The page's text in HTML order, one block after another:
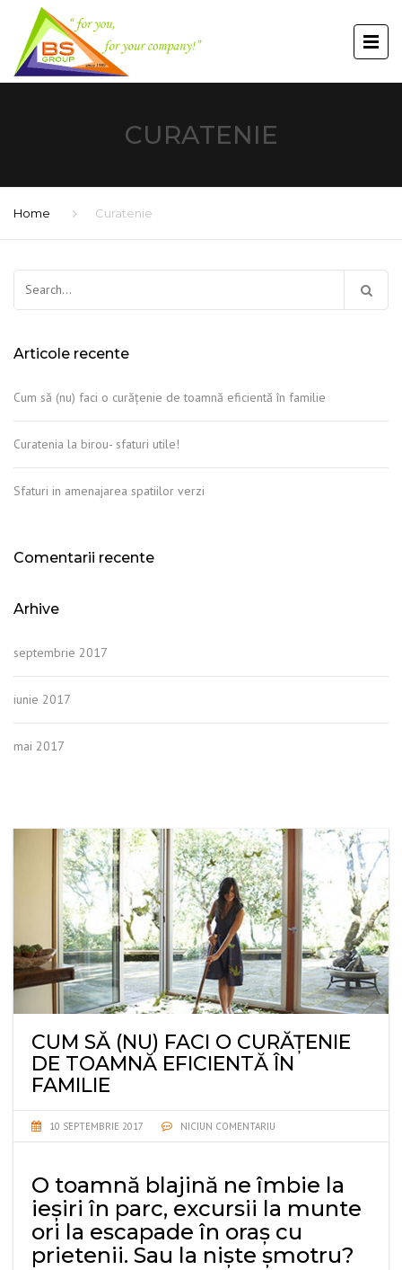
CURATENIE
Home Curatenie
Articole recente
Cum să (nu) faci o curăţenie de toamnă eficientă în familie
Curatenia la birou- sfaturi utile!
Sfaturi in amenajarea spatiilor verzi
Comentarii recente
Arhive
septembrie 2017
iunie 2017
mai 2017
CUM SĂ (NU) FACI O CURĂŢENIE
DE TOAMNĂ EFICIENTĂ ÎN
FAMILIE
10 SEPTEMBRIE 2017 NICIUN COMENTARIU
O toamnă blajină ne îmbie la
ieşiri în parc, excursii la munte
ori la escapade în oraş cu
prietenii. Sau la nişte şmotru?